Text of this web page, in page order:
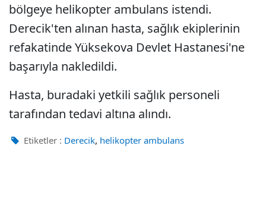
bölgeye helikopter ambulans istendi.
Derecik'ten alınan hasta, sağlık ekiplerinin
refakatinde Yüksekova Devlet Hastanesi'ne
başarıyla nakledildi.
Hasta, buradaki yetkili sağlık personeli
tarafından tedavi altına alındı.
Etiketler : Derecik, helikopter ambulans